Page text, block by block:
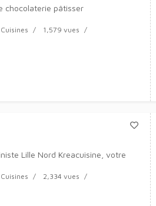
chocolaterie pâtisser
Cuisines 1,579 vues
Lille Nord Kreacuisine, votre
Cuisines 2,334 vues